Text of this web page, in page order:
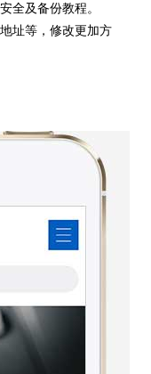
全及备份教程。
址等，修改更加方